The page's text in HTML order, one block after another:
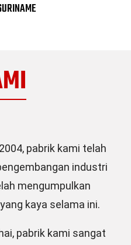
pabrik kami telah
industri
mengumpulkan
kaya selama ini.
pabrik kami sangat